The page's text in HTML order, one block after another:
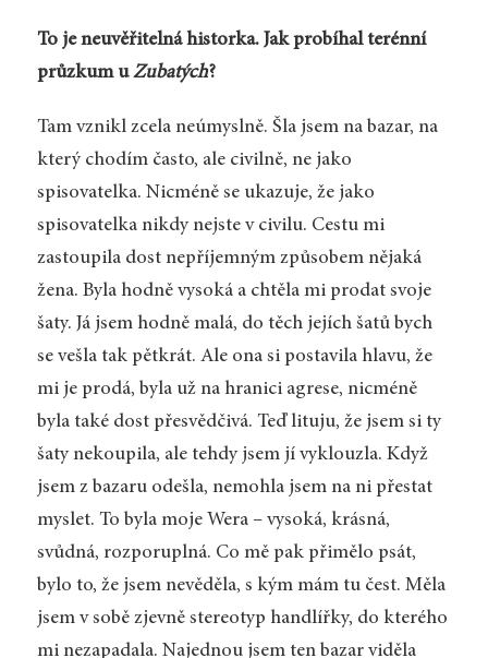
To je neuvěřitelná historka. Jak probíhal terénní
průzkum uZubatých?
Tam vznikl zcela neúmyslně. Šla jsem na bazar, na
který chodím často, ale civilně, ne jako
spisovatelka. Nicméně se ukazuje, že jako
spisovatelka nikdy nejste v civilu. Cestu mi
zastoupila dost nepříjemným způsobem nějaká
žena. Byla hodně vysoká a chtěla mi prodat svoje
šaty. Já jsem hodně malá, do těch jejích šatů bych
se vešla tak pětkrát. Ale ona si postavila hlavu, že
mi je prodá, byla už na hranici agrese, nicméně
byla také dost přesvědčivá. Teď lituju, že jsem si ty
šaty nekoupila, ale tehdy jsem jí vyklouzla. Když
jsem z bazaru odešla, nemohla jsem na ni přestat
myslet. To byla moje Wera – vysoká, krásná,
svůdná, rozporuplná. Co mě pak přimělo psát,
bylo to, že jsem nevěděla, s kým mám tu čest. Měla
jsem v sobě zjevně stereotyp handlířky, do kterého
mi nezapadala. Najednou jsem ten bazar viděla